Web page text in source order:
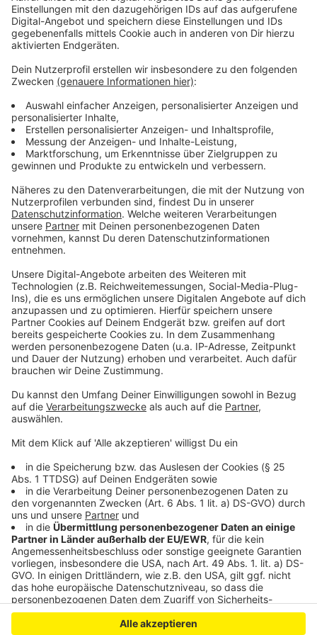
Anzeige
Anzeige
Vorstellen brauchen wir ihn euch nicht. Seit 2003
treibt Jürgen Bangert nun als "Elvis Eifel" seine Späße
am Telefon mit seinen Hörerinnen und Hörern im Radio.
Aber selbst seine 'Opfer' müssen am Ende mit lachen -
wenn auch nicht immer. Und weil ihr nicht genug von
ihm bekommen könnt, ist Elvis nun unter die Podcaster
gegangen. Somit steht euch Elvis rund um die Uhr zur
Verfügung. Hier bekommt Ihr außerdem den
"Directors-Cut" - die Original-Telefonate in längerer
Version. Elvis wird sich mit Kollegen und ehemaligen
"Opfern" über die Telefonate aus den letzten zwei
Jahrzehnten unterhalten. Wir erfahren auch, wie es ihm
dabei ergangen ist und wobei er selbst mal ins
Schleudern gekommen ist. Viel Spaß beim Zuhören und
bitte nicht erschrecken, wenn dabei das Telefon
klingelt. Es muss ja nicht unbedingt Elvis Eifel dran
sein.
Anzeige
Anzeige
Anzeige